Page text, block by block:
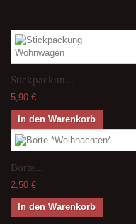
Stickpackun...
5,90 €
In den Warenkorb
Borte...
2,50 €
In den Warenkorb